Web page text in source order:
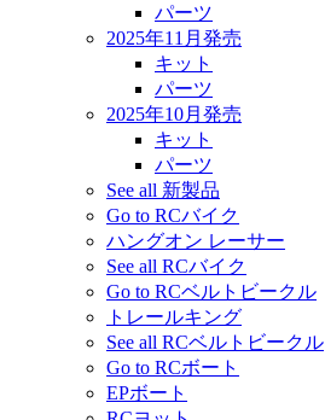
パーツ
2025年11月発売
キット
パーツ
2025年10月発売
キット
パーツ
See all 新製品
Go to RCバイク
ハングオン レーサー
See all RCバイク
Go to RCベルトビークル
トレールキング
See all RCベルトビークル
Go to RCボート
EPボート